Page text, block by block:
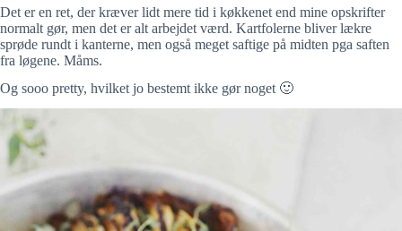
Det er en ret, der kræver lidt mere tid i køkkenet end mine opskrifter
normalt gør, men det er alt arbejdet værd. Kartfolerne bliver lækre
sprøde rundt i kanterne, men også meget saftige på midten pga saften
fra løgene. Måms.
Og sooo pretty, hvilket jo bestemt ikke gør noget 🙂